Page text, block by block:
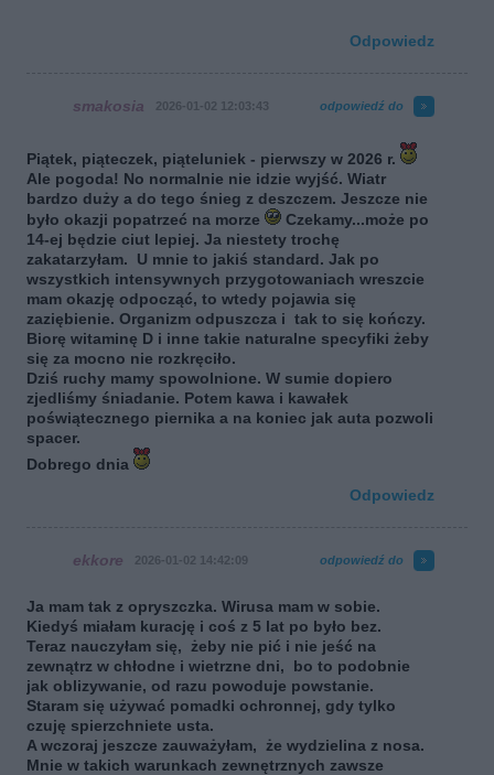
Odpowiedz
smakosia 2026-01-02 12:03:43 odpowiedź do
Piątek, piąteczek, piąteluniek - pierwszy w 2026 r.
Ale pogoda! No normalnie nie idzie wyjść. Wiatr
bardzo duży a do tego śnieg z deszczem. Jeszcze nie
było okazji popatrzeć na morze
Czekamy...może po
14-ej będzie ciut lepiej. Ja niestety trochę
zakatarzyłam. U mnie to jakiś standard. Jak po
wszystkich intensywnych przygotowaniach wreszcie
mam okazję odpocząć, to wtedy pojawia się
zaziębienie. Organizm odpuszcza i tak to się kończy.
Biorę witaminę D i inne takie naturalne specyfiki żeby
się za mocno nie rozkręciło.
Dziś ruchy mamy spowolnione. W sumie dopiero
zjedliśmy śniadanie. Potem kawa i kawałek
poświątecznego piernika a na koniec jak auta pozwoli
spacer.
Dobrego dnia
Odpowiedz
ekkore 2026-01-02 14:42:09 odpowiedź do
Ja mam tak z opryszczka. Wirusa mam w sobie.
Kiedyś miałam kurację i coś z 5 lat po było bez.
Teraz nauczyłam się, żeby nie pić i nie jeść na
zewnątrz w chłodne i wietrzne dni, bo to podobnie
jak oblizywanie, od razu powoduje powstanie.
Staram się używać pomadki ochronnej, gdy tylko
czuję spierzchniete usta.
A wczoraj jeszcze zauważyłam, że wydzielina z nosa.
Mnie w takich warunkach zewnętrznych zawsze